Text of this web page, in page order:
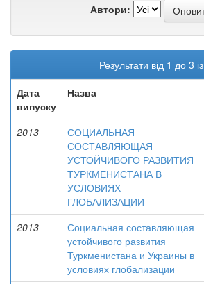
Автори:
Результати від 1 до 3
Дата
випуску
Назва
2013
СОЦИАЛЬНАЯ
СОСТАВЛЯЮЩАЯ
УСТОЙЧИВОГО РАЗВИТИЯ
ТУРКМЕНИСТАНА В
УСЛОВИЯХ
ГЛОБАЛИЗАЦИИ
2013
Социальная составляющая
устойчивого развития
Туркменистана и Украины в
условиях глобализации